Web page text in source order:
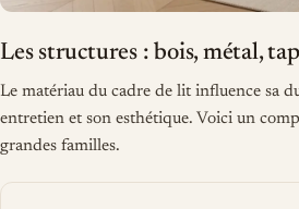
Les structures : bois, métal,
Le matériau du cadre de lit influence sa
entretien et son esthétique. Voici un
grandes familles.